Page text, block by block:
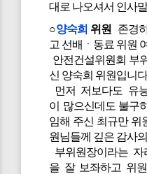
대로 나오셔서 인사
○양숙희 위원
존경
고 선배ㆍ동료 위원
안전건설위원회 부
신 양숙희 위원입니
먼저 저보다도 유
이 많으신데도 불구
임해 주신 최규만 위
원님들께 깊은 감사
부위원장이라는
을 잘 보좌하고 위